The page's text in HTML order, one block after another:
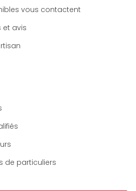
vous contactent
et avis
de particuliers